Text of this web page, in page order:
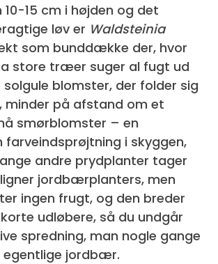
10-15 cm i højden og det
løv er Waldsteinia
som bunddække der, hvor
store træer suger al fugt ud
solgule blomster, der folder sig
minder på afstand om et
smørblomster – en
i skyggen,
andre prydplanter tager
jordbærplanters, men
ingen frugt, og den breder
udløbere, så du undgår
spredning, man nogle gange
egentlige jordbær.